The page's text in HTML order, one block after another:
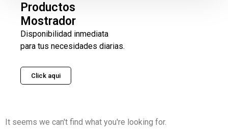
Productos
Mostrador
Disponibilidad inmediata
para tus necesidades diarias.
Click aqui
It seems we can't find what you're looking for.